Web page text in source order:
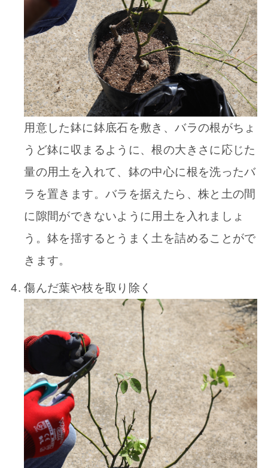
用意した鉢に鉢底石を敷き、バラの根がちょ
うど鉢に収まるように、根の大きさに応じた
量の用土を入れて、鉢の中心に根を洗ったバ
ラを置きます。バラを据えたら、株と土の間
に隙間ができないように用土を入れましょ
う。鉢を揺するとうまく土を詰めることがで
きます。
傷んだ葉や枝を取り除く